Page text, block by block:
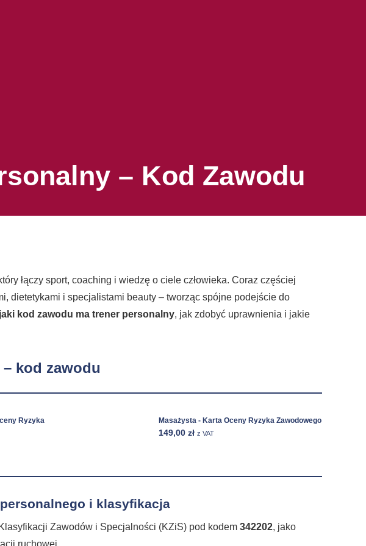
– Kod Zawodu
łączy sport, coaching i wiedzę o ciele człowieka. Coraz częściej
dietetykami i specjalistami beauty – tworząc spójne podejście do
jaki kod zawodu ma trener personalny, jak zdobyć uprawnienia i jakie
kod zawodu
Ryzyka
Masażysta - Karta Oceny Ryzyka Zawodowego
149,00 zł z VAT
i klasyfikacja
Zawodów i Specjalności (KZiS) pod kodem 342202, jako
ruchowej.